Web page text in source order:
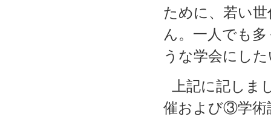
ために、若い
ん。一人でも
うな学会にし
上記に記し
催および③学術